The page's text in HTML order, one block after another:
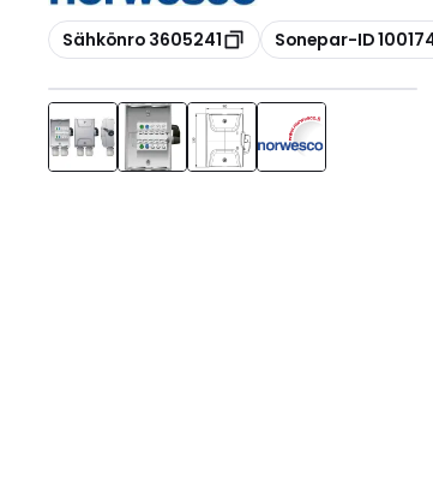
Kopioi
Sähkönro 3605241 Kopioi
Sonepar-ID